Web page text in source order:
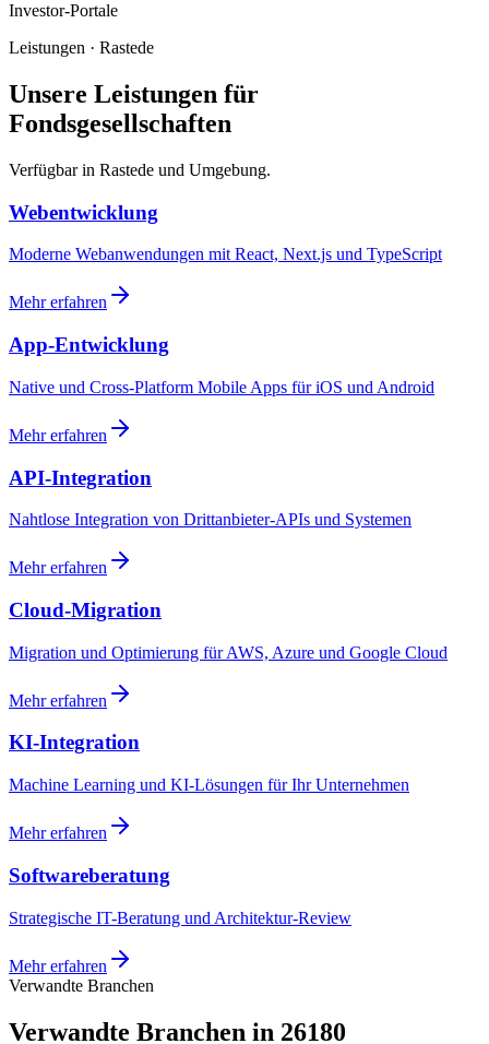
Investor-Portale
Leistungen · Rastede
Unsere Leistungen für
Fondsgesellschaften
Verfügbar in Rastede und Umgebung.
Webentwicklung
Moderne Webanwendungen mit React, Next.js und TypeScript
Mehr erfahren
App-Entwicklung
Native und Cross-Platform Mobile Apps für iOS und Android
Mehr erfahren
API-Integration
Nahtlose Integration von Drittanbieter-APIs und Systemen
Mehr erfahren
Cloud-Migration
Migration und Optimierung für AWS, Azure und Google Cloud
Mehr erfahren
KI-Integration
Machine Learning und KI-Lösungen für Ihr Unternehmen
Mehr erfahren
Softwareberatung
Strategische IT-Beratung und Architektur-Review
Mehr erfahren
Verwandte Branchen
Verwandte Branchen in 26180